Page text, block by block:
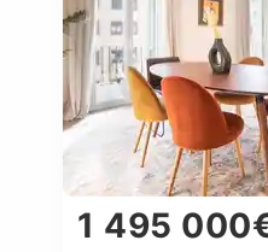
1 495